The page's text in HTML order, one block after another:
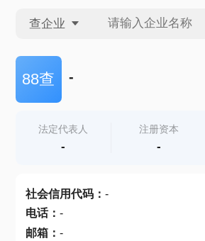
查企业
查企业
查产地
88查 -
法定代表人
-
注册资本
-
社会信用代码： -
电话： -
邮箱： -